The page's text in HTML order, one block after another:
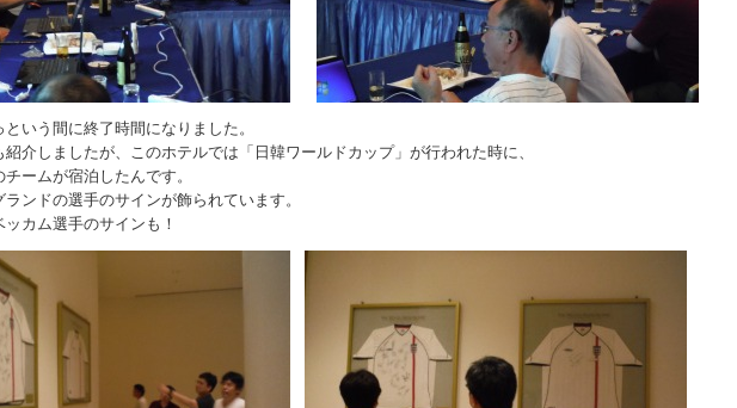
いう間に終了時間になりました。
紹介しましたが、このホテルでは「日韓ワールドカップ」が行われた時に、
ームが宿泊したんです。
ンドの選手のサインが飾られています。
カム選手のサインも！